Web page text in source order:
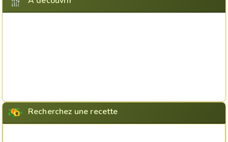
Recherchez une recette